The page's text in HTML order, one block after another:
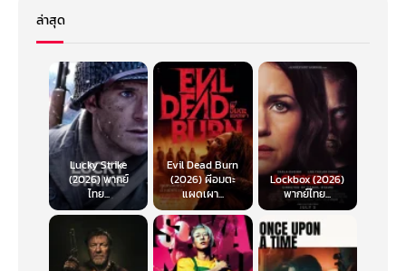
ล่าสุด
Lucky Strike
(2026) พากย์
ไทย...
Evil Dead Burn
(2026) ผีอมตะ
แผดเผา...
Lockbox (2026)
พากย์ไทย...